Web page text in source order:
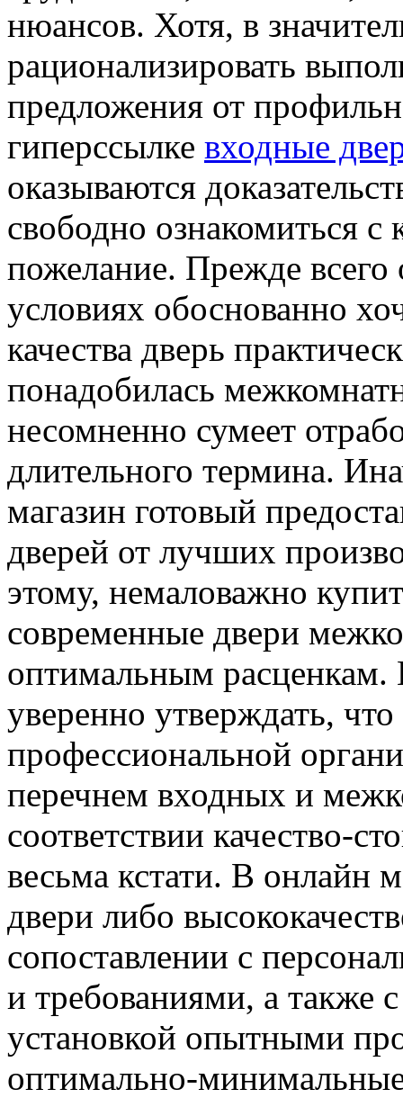
нюансов. Хотя, в
рационализировать
предложения от
гиперссылке входные
оказываются
свободно ознакомиться с
пожелание. Прежде всего
условиях обоснованно
качества дверь
понадобилась
несомненно сумеет
длительного термина.
магазин готовый
дверей от лучших
этому, немаловажно
современные двери
оптимальным расценкам.
уверенно утверждать,
профессиональной
перечнем входных и
соответствии качество-
весьма кстати. В онлайн
двери либо
сопоставлении с
и требованиями, а также
установкой опытными
оптимально-